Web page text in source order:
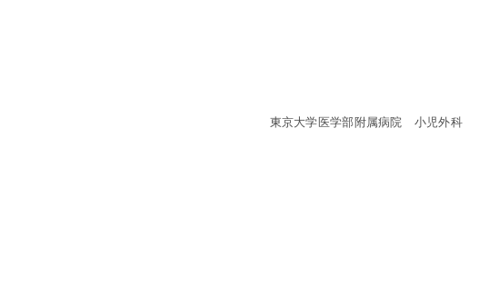
東京大学医学部附属病院 小児外科